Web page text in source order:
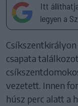
Itt
legyen a
csapata
vezetett. Innen
húsz perc alatt a